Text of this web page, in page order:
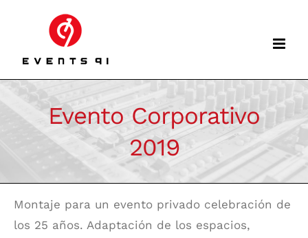
Evento Corporativo
2019
Montaje para un evento privado celebración de
los 25 años. Adaptación de los espacios,